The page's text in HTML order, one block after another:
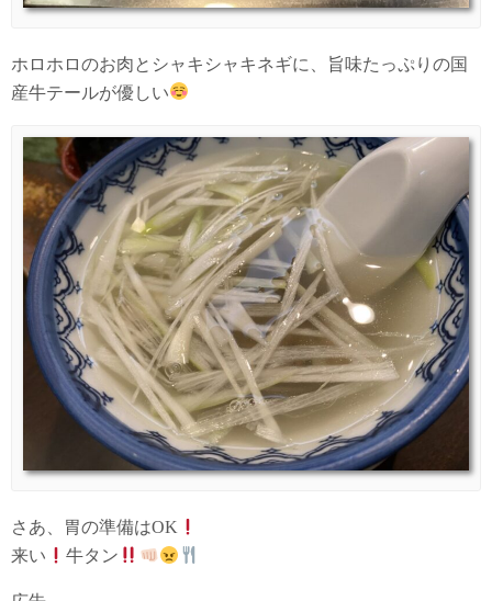
ホロホロのお肉とシャキシャキネギに、旨味たっぷりの国
産牛テールが優しい
さあ、胃の準備はOK
来い
牛タン